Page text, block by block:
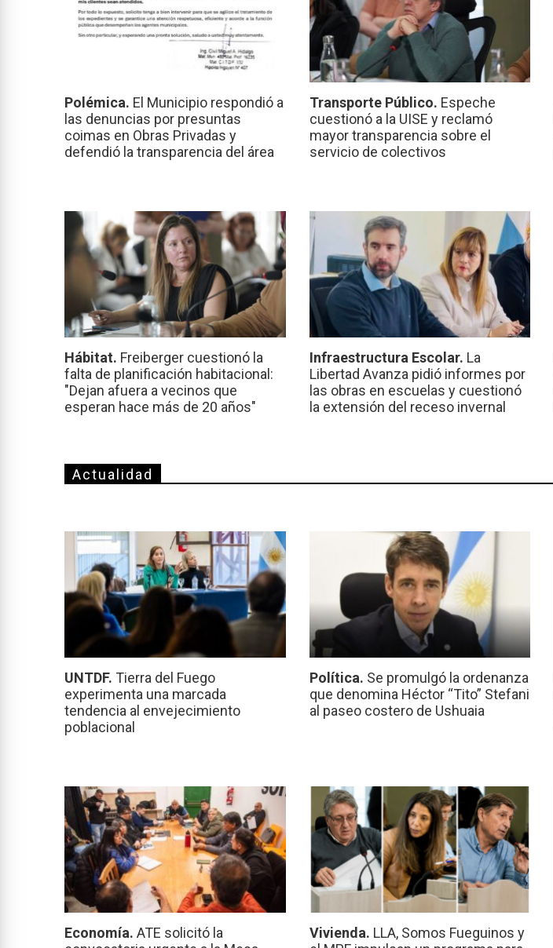
Polémica. El Municipio respondió a
las denuncias por presuntas
coimas en Obras Privadas y
defendió la transparencia del área
Transporte Público. Espeche
cuestionó a la UISE y reclamó
mayor transparencia sobre el
servicio de colectivos
Hábitat. Freiberger cuestionó la
falta de planificación habitacional:
"Dejan afuera a vecinos que
esperan hace más de 20 años"
Infraestructura Escolar. La
Libertad Avanza pidió informes por
las obras en escuelas y cuestionó
la extensión del receso invernal
Actualidad
UNTDF. Tierra del Fuego
experimenta una marcada
tendencia al envejecimiento
poblacional
Política. Se promulgó la ordenanza
que denomina Héctor “Tito” Stefani
al paseo costero de Ushuaia
Economía. ATE solicitó la
Vivienda. LLA, Somos Fueguinos y